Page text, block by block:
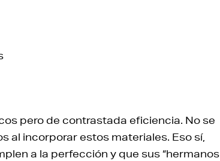
pero de contrastada eficiencia. No se
al incorporar estos materiales. Eso sí,
a la perfección y que sus “hermanos